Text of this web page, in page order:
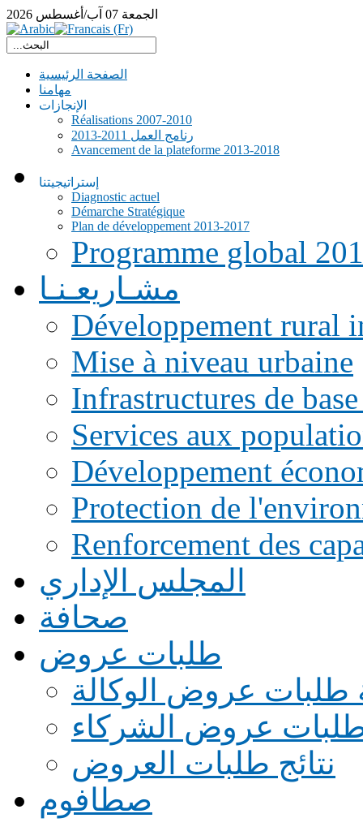
الجمعة 07 آب/أغسطس 2026
الصفحة الرئيسية
مهامنا
الإنجازات
Réalisations 2007-2010
رنامج العمل 2011-2013
Avancement de la plateforme 2013-2018
إستراتيجيتنا
Diagnostic actuel
Démarche Stratégique
Plan de développement 2013-2017
Programme global
مشـاريعـنـا
Développement rural
Mise à niveau urbaine
Infrastructures de
Services aux
Développement
Protection de
Renforcement des
المجلس الإداري
صحافة
طلبات عروض
طلبات عروض الوكالة
طلبات عروض الشركاء
نتائج طلبات العروض
صطافوم